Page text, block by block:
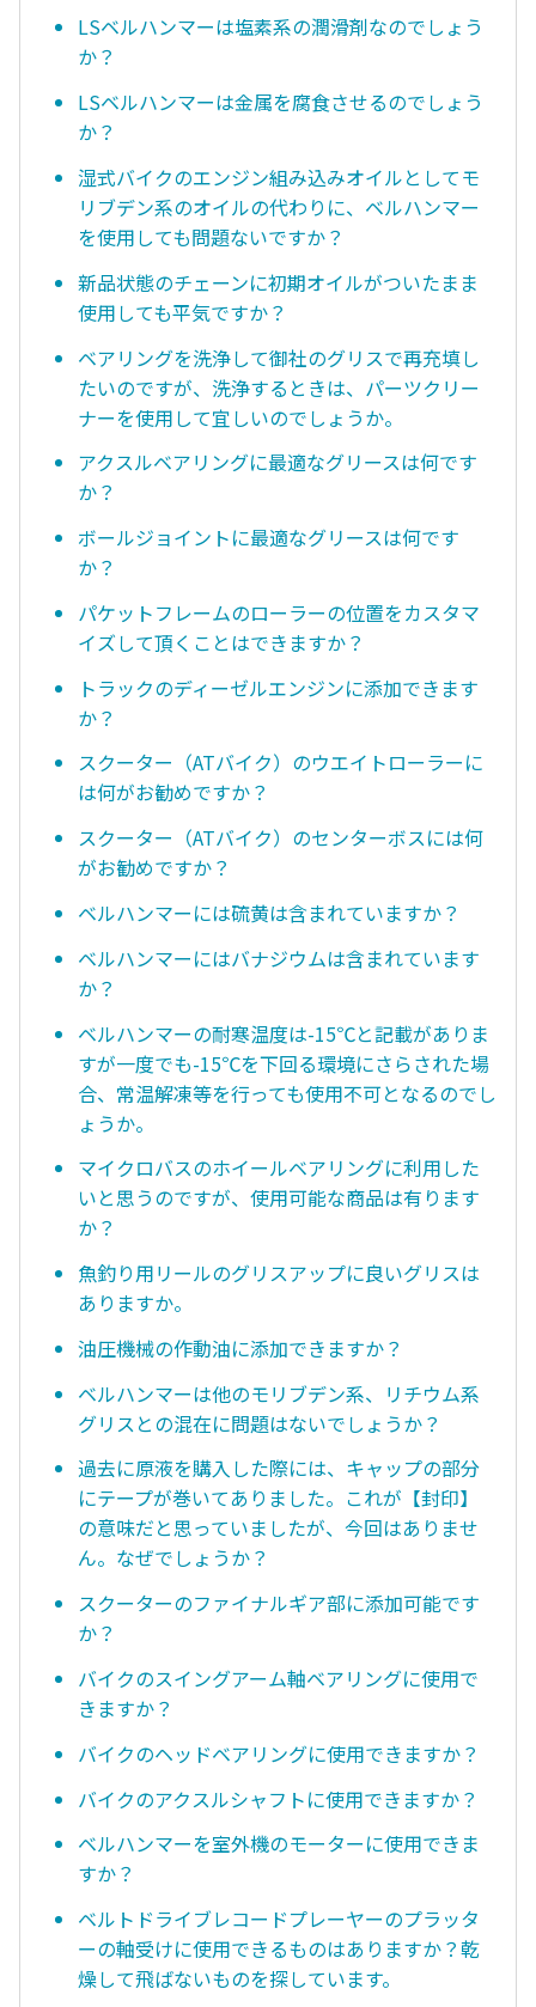
LSベルハンマーは塩素系の潤滑剤なのでしょう
か？
LSベルハンマーは金属を腐食させるのでしょう
か？
湿式バイクのエンジン組み込みオイルとしてモ
リブデン系のオイルの代わりに、ベルハンマー
を使用しても問題ないですか？
新品状態のチェーンに初期オイルがついたまま
使用しても平気ですか？
ベアリングを洗浄して御社のグリスで再充填し
たいのですが、洗浄するときは、パーツクリー
ナーを使用して宜しいのでしょうか。
アクスルベアリングに最適なグリースは何です
か？
ボールジョイントに最適なグリースは何です
か？
パケットフレームのローラーの位置をカスタマ
イズして頂くことはできますか？
トラックのディーゼルエンジンに添加できます
か？
スクーター（ATバイク）のウエイトローラーに
は何がお勧めですか？
スクーター（ATバイク）のセンターボスには何
がお勧めですか？
ベルハンマーには硫黄は含まれていますか？
ベルハンマーにはバナジウムは含まれています
か？
ベルハンマーの耐寒温度は-15℃と記載がありま
すが一度でも-15℃を下回る環境にさらされた場
合、常温解凍等を行っても使用不可となるのでし
ょうか。
マイクロバスのホイールベアリングに利用した
いと思うのですが、使用可能な商品は有ります
か？
魚釣り用リールのグリスアップに良いグリスは
ありますか。
油圧機械の作動油に添加できますか？
ベルハンマーは他のモリブデン系、リチウム系
グリスとの混在に問題はないでしょうか？
過去に原液を購入した際には、キャップの部分
にテープが巻いてありました。これが【封印】
の意味だと思っていましたが、今回はありませ
ん。なぜでしょうか？
スクーターのファイナルギア部に添加可能です
か？
バイクのスイングアーム軸ベアリングに使用で
きますか？
バイクのヘッドベアリングに使用できますか？
バイクのアクスルシャフトに使用できますか？
ベルハンマーを室外機のモーターに使用できま
すか？
ベルトドライブレコードプレーヤーのプラッタ
ーの軸受けに使用できるものはありますか？乾
燥して飛ばないものを探しています。